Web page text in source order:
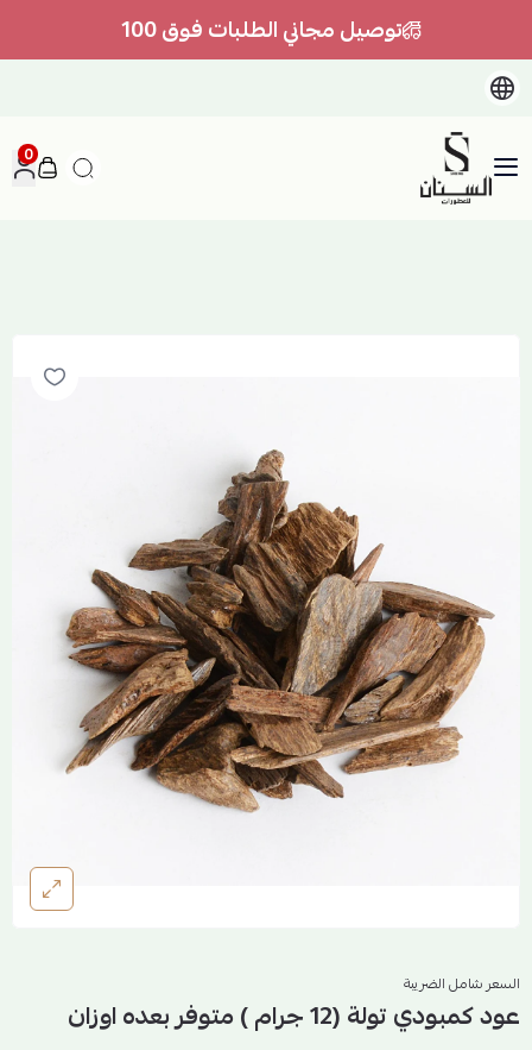
توصيل مجاني الطلبات فوق 100
السنان للعطور والعسل الطبيعي
0
السعر شامل الضريبة
عود كمبودي تولة (12 جرام ) متوفر بعده اوزان